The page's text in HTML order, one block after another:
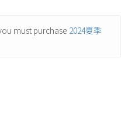
must purchase 2024夏季